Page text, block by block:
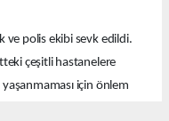
ve polis ekibi sevk edildi.
çeşitli hastanelere
için önlem